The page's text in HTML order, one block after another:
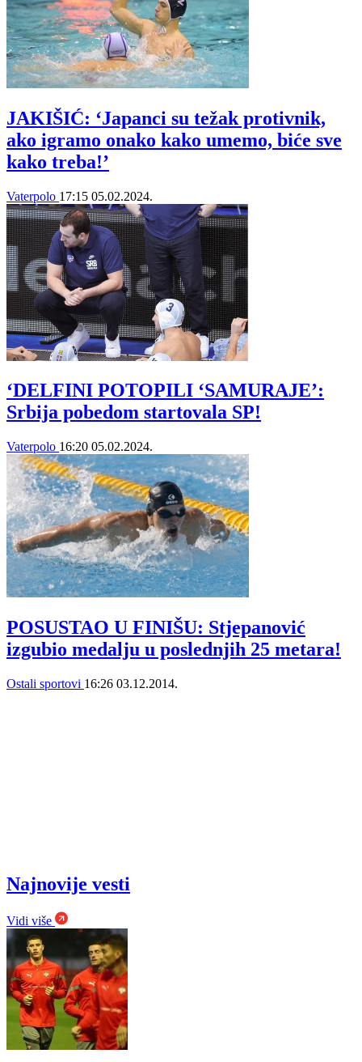
JAKIŠIĆ: ‘Japanci su težak protivnik,
ako igramo onako kako umemo, biće sve
kako treba!’
Vaterpolo 17:15 05.02.2024.
‘DELFINI POTOPILI ‘SAMURAJE’:
Srbija pobedom startovala SP!
Vaterpolo 16:20 05.02.2024.
POSUSTAO U FINIŠU: Stjepanović
izgubio medalju u poslednjih 25 metara!
Ostali sportovi 16:26 03.12.2014.
Najnovije vesti
Vidi više